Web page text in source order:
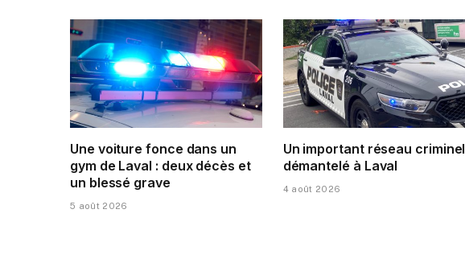
Une voiture fonce dans un
gym de Laval : deux décès et
un blessé grave
5 août 2026
Un important réseau criminel
démantelé à Laval
4 août 2026